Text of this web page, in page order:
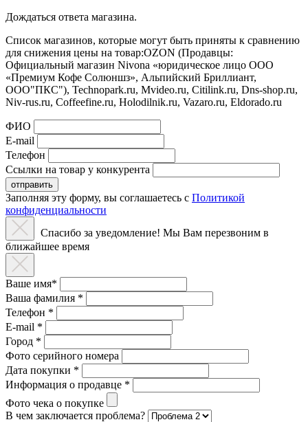
Дождаться ответа магазина.
Список магазинов, которые могут быть приняты к сравнению
для снижения цены на товар:OZON (Продавцы:
Официальный магазин Nivona «юридическое лицо ООО
«Премиум Кофе Солюншз», Альпийский Бриллиант,
ООО"ПКС"), Technopark.ru, Mvideo.ru, Сitilink.ru, Dns-shop.ru,
Niv-rus.ru, Coffeefine.ru, Holodilnik.ru, Vazaro.ru, Eldorado.ru
ФИО
E-mail
Телефон
Cсылки на товар у конкурента
отправить
Заполняя эту форму, вы соглашаетесь с Политикой
конфиденциальности
Спасибо за уведомление! Мы Вам перезвоним в
ближайшее время
Ваше имя*
Ваша фамилия *
Телефон *
E-mail *
Город *
Фото серийного номера
Дата покупки *
Информация о продавце *
Фото чека о покупке
В чем заключается проблема?